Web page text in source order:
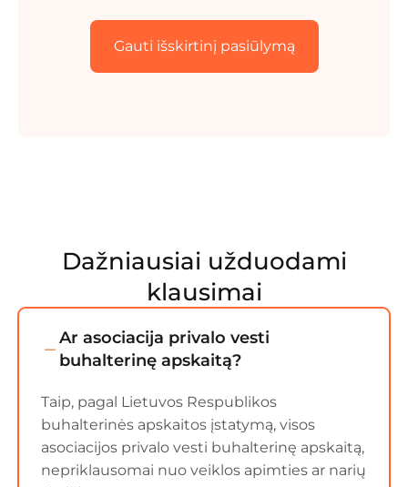
Gauti išskirtinį pasiūlymą
Dažniausiai užduodami
klausimai
Ar asociacija privalo vesti
buhalterinę apskaitą?
Taip, pagal Lietuvos Respublikos
buhalterinės apskaitos įstatymą, visos
asociacijos privalo vesti buhalterinę apskaitą,
nepriklausomai nuo veiklos apimties ar narių